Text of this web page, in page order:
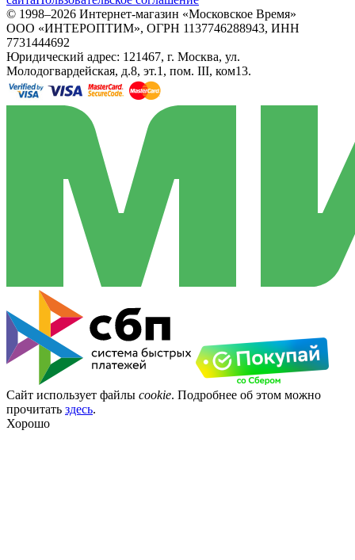
© 1998–2026 Интернет-магазин «Московское Время»
ООО «ИНТЕРОПТИМ», ОГРН 1137746288943, ИНН
7731444692
Юридический адрес: 121467, г. Москва, ул.
Молодогвардейская, д.8, эт.1, пом. III, ком13.
Сайт использует файлы cookie. Подробнее об этом можно
прочитать здесь.
Хорошо